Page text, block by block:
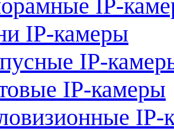
IP-
IP-камеры
IP-
IP-камеры
IP-